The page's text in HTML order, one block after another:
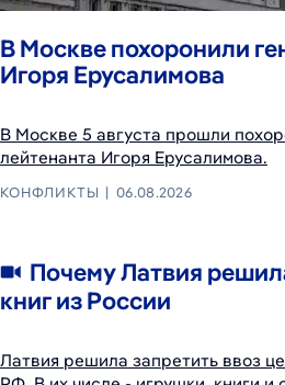
В Москве похоронили
Игоря Ерусалимова
В Москве 5 августа прошли
лейтенанта Игоря Ерусалимова.
КОНФЛИКТЫ 06.08.2026
Почему Латвия
книг из России
Латвия решила запретить ввоз